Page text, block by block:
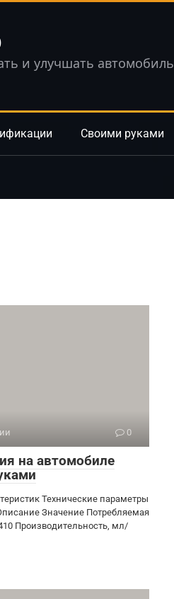
и улучшать автомобиль
Своими руками
0
на автомобиле
Технические параметры
Значение Потребляемая
Производительность, мл/